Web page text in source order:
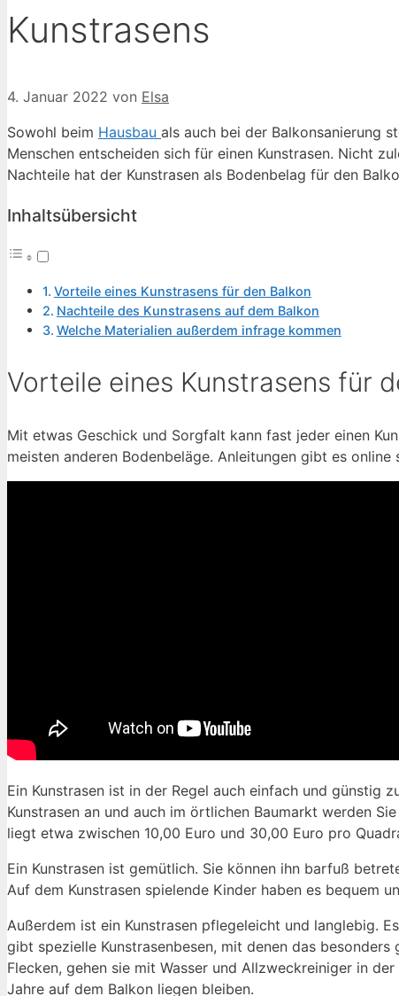
Kunstrasens
4. Januar 2022 von Elsa
Sowohl beim Hausbau als auch bei der Balkonsanierung
Menschen entscheiden sich für einen Kunstrasen. Nicht
Nachteile hat der Kunstrasen als Bodenbelag für den
Inhaltsübersicht
Vorteile eines Kunstrasens für den Balkon
Nachteile des Kunstrasens auf dem Balkon
Welche Materialien außerdem infrage kommen
Vorteile eines Kunstrasens für
Mit etwas Geschick und Sorgfalt kann fast jeder einen
meisten anderen Bodenbeläge. Anleitungen gibt es
Ein Kunstrasen ist in der Regel auch einfach und günstig
Kunstrasen an und auch im örtlichen Baumarkt werden
liegt etwa zwischen 10,00 Euro und 30,00 Euro pro
Ein Kunstrasen ist gemütlich. Sie können ihn barfuß
Auf dem Kunstrasen spielende Kinder haben es bequem
Außerdem ist ein Kunstrasen pflegeleicht und langlebig.
gibt spezielle Kunstrasenbesen, mit denen das
Flecken, gehen sie mit Wasser und Allzweckreiniger in
Jahre auf dem Balkon liegen bleiben.